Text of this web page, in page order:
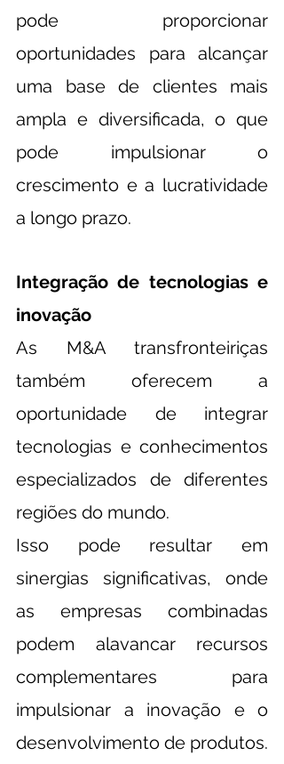
pode proporcionar
oportunidades para alcançar
uma base de clientes mais
ampla e diversificada, o que
pode impulsionar o
crescimento e a lucratividade
a longo prazo.
Integração de tecnologias e
inovação
As M&A transfronteiriças
também oferecem a
oportunidade de integrar
tecnologias e conhecimentos
especializados de diferentes
regiões do mundo.
Isso pode resultar em
sinergias significativas, onde
as empresas combinadas
podem alavancar recursos
complementares para
impulsionar a inovação e o
desenvolvimento de produtos.